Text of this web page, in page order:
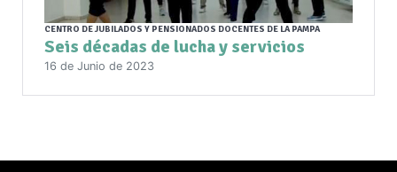
CENTRO DE JUBILADOS Y PENSIONADOS DOCENTES DE LA PAMPA
Seis décadas de lucha y servicios
16 de Junio de 2023